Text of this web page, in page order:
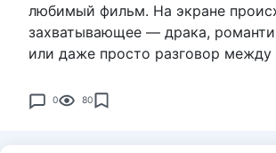
любимый фильм. На экране
захватывающее — драка,
или даже просто разговор между
0 80